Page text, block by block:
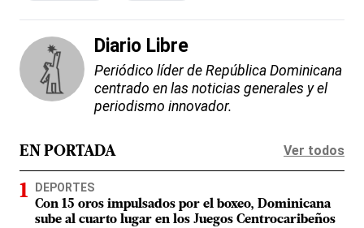
Diario Libre
Periódico líder de República Dominicana
centrado en las noticias generales y el
periodismo innovador.
EN PORTADA Ver todos
DEPORTES
Con 15 oros impulsados por el boxeo, Dominicana
sube al cuarto lugar en los Juegos Centrocaribeños